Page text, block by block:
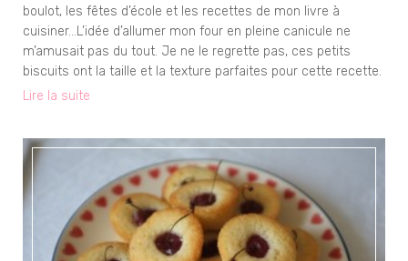
boulot, les fêtes d’école et les recettes de mon livre à
cuisiner…L’idée d’allumer mon four en pleine canicule ne
m’amusait pas du tout. Je ne le regrette pas, ces petits
biscuits ont la taille et la texture parfaites pour cette recette.
Lire la suite